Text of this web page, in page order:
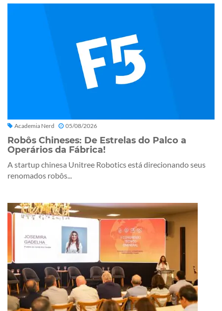
Academia Nerd 05/08/2026
Robôs Chineses: De Estrelas do Palco a
Operários da Fábrica!
A startup chinesa Unitree Robotics está direcionando seus
renomados robôs...